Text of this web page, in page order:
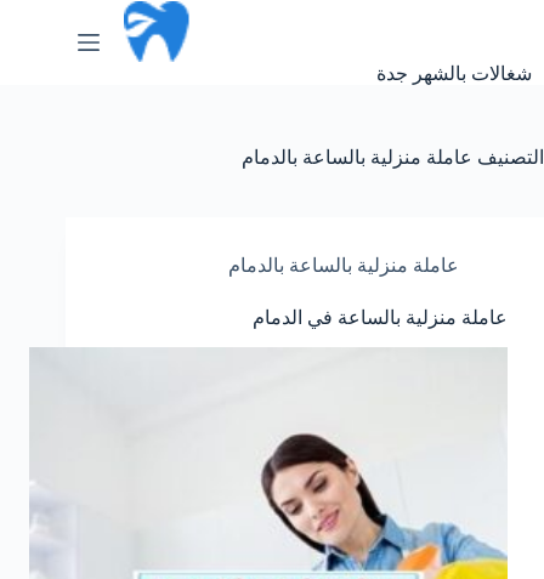
شغالات بالشهر جدة
التصنيف عاملة منزلية بالساعة بالدمام
عاملة منزلية بالساعة بالدمام
عاملة منزلية بالساعة في الدمام